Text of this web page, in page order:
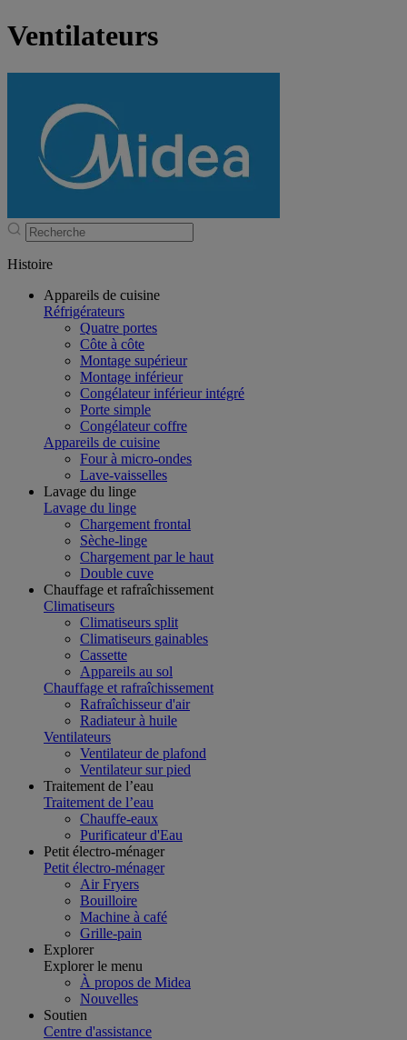
Ventilateurs
Histoire
Appareils de cuisine
Réfrigérateurs
Quatre portes
Côte à côte
Montage supérieur
Montage inférieur
Congélateur inférieur intégré
Porte simple
Congélateur coffre
Appareils de cuisine
Four à micro-ondes
Lave-vaisselles
Lavage du linge
Lavage du linge
Chargement frontal
Sèche-linge
Chargement par le haut
Double cuve
Chauffage et rafraîchissement
Climatiseurs
Climatiseurs split
Climatiseurs gainables
Cassette
Appareils au sol
Chauffage et rafraîchissement
Rafraîchisseur d'air
Radiateur à huile
Ventilateurs
Ventilateur de plafond
Ventilateur sur pied
Traitement de l’eau
Traitement de l’eau
Chauffe-eaux
Purificateur d'Eau
Petit électro-ménager
Petit électro-ménager
Air Fryers
Bouilloire
Machine à café
Grille-pain
Explorer
Explorer le menu
À propos de Midea
Nouvelles
Soutien
Centre d'assistance